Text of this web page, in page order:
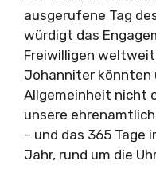
ausgerufene Tag
würdigt das
Freiwilligen
Johanniter könnten
Allgemeinheit nicht
unsere
– und das 365 Tage
Jahr, rund um die